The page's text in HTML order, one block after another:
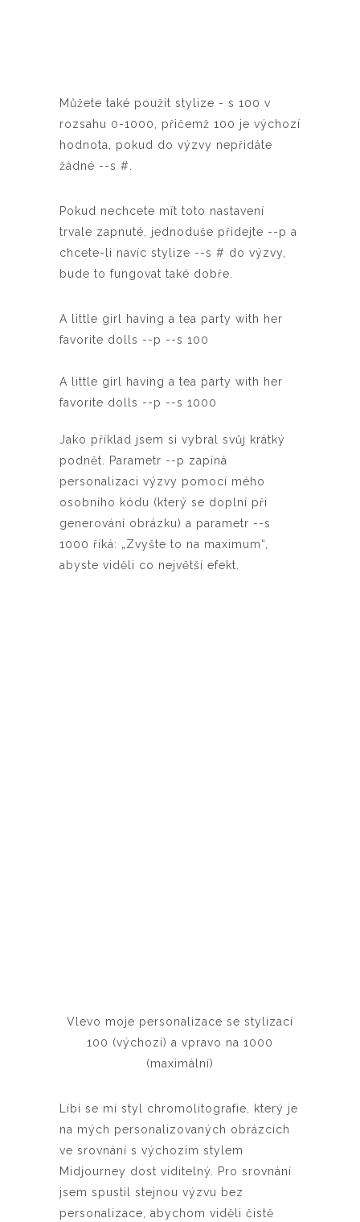
Můžete také použít stylize - s 100 v
rozsahu 0-1000, přičemž 100 je výchozí
hodnota, pokud do výzvy nepřidáte
žádné --s #.
Pokud nechcete mít toto nastavení
trvale zapnuté, jednoduše přidejte --p a
chcete-li navíc stylize --s # do výzvy,
bude to fungovat také dobře.
A little girl having a tea party with her
favorite dolls --p --s 100
A little girl having a tea party with her
favorite dolls --p --s 1000
Jako příklad jsem si vybral svůj krátký
podnět. Parametr --p zapíná
personalizaci výzvy pomocí mého
osobního kódu (který se doplní při
generování obrázku) a parametr --s
1000 říká: „Zvyšte to na maximum“,
abyste viděli co největší efekt.
Vlevo moje personalizace se stylizací
100 (výchozí) a vpravo na 1000
(maximální)
Líbí se mi styl chromolitografie, který je
na mých personalizovaných obrázcích
ve srovnání s výchozím stylem
Midjourney dost viditelný. Pro srovnání
jsem spustil stejnou výzvu bez
personalizace, abychom viděli čistě